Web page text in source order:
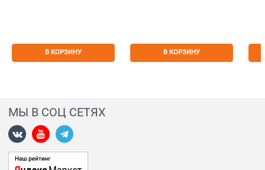
В КОРЗИНУ В КОРЗИНУ
МЫ В СОЦ СЕТЯХ